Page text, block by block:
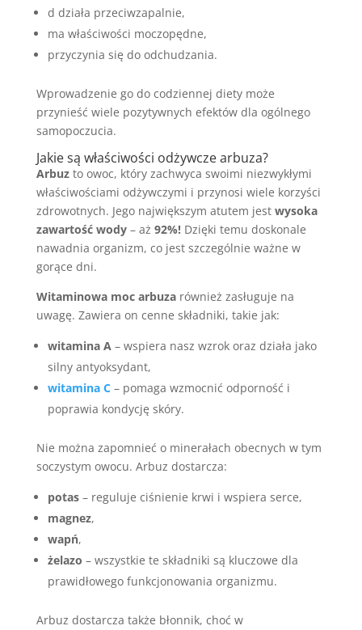
d działa przeciwzapalnie,
ma właściwości moczopędne,
przyczynia się do odchudzania.
Wprowadzenie go do codziennej diety może
przynieść wiele pozytywnych efektów dla ogólnego
samopoczucia.
Jakie są właściwości odżywcze arbuza?
Arbuzto owoc, który zachwyca swoimi niezwykłymi
właściwościami odżywczymi i przynosi wiele korzyści
zdrowotnych. Jego największym atutem jest wysoka
zawartość wody– aż 92%!Dzięki temu doskonale
nawadnia organizm, co jest szczególnie ważne w
gorące dni.
Witaminowa moc arbuzarównież zasługuje na
uwagę. Zawiera on cenne składniki, takie jak:
witamina A– wspiera nasz wzrok oraz działa jako
silny antyoksydant,
witamina C– pomaga wzmocnić odporność i
poprawia kondycję skóry.
Nie można zapomnieć o minerałach obecnych w tym
soczystym owocu. Arbuz dostarcza:
potas– reguluje ciśnienie krwi i wspiera serce,
magnez,
wapń,
żelazo – wszystkie te składniki są kluczowe dla
prawidłowego funkcjonowania organizmu.
Arbuz dostarcza także błonnik, choć w